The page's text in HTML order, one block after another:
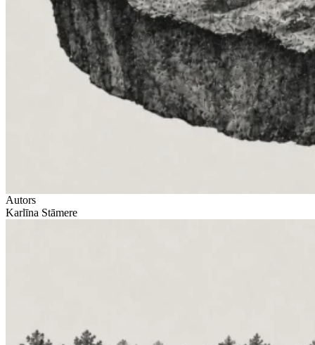
Autors
Karlīna Stāmere